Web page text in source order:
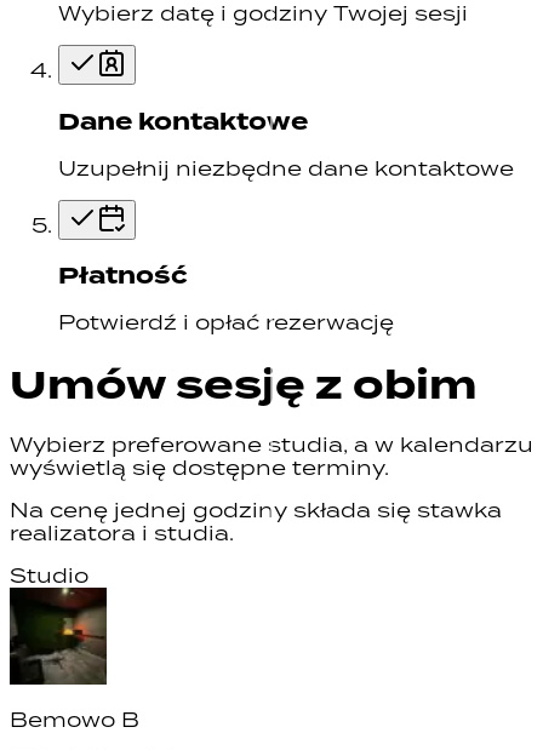
Wybierz datę i godziny Twojej sesji
Dane kontaktowe
Uzupełnij niezbędne dane kontaktowe
Płatność
Potwierdź i opłać rezerwację
Umów sesję z obim
Wybierz preferowane studia, a w kalendarzu
wyświetlą się dostępne terminy.
Na cenę jednej godziny składa się stawka
realizatora i studia.
Studio
Bemowo B